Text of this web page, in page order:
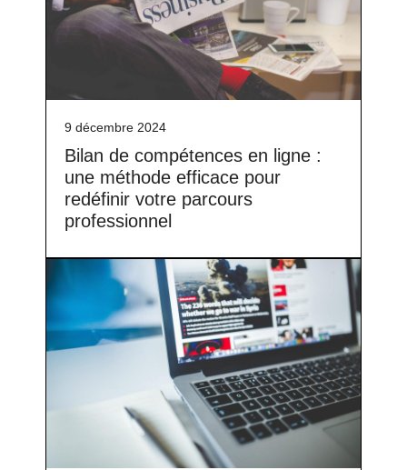
9 décembre 2024
Bilan de compétences en ligne :
une méthode efficace pour
redéfinir votre parcours
professionnel